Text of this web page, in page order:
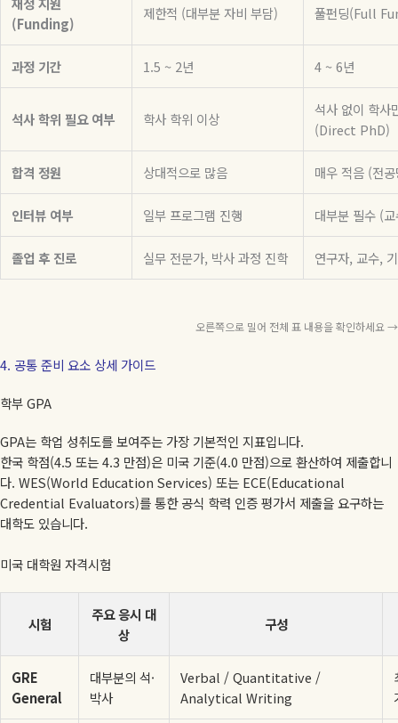
(Funding)
제한적 (대부분 자비 부담) 풀펀딩(Full
과정 기간 1.5 ~ 2년 4 ~ 6년
석사 학위 필요 여부 학사 학위 이상
석사 없이 학사
(Direct PhD)
합격 정원 상대적으로 많음 매우 적음 (전
인터뷰 여부 일부 프로그램 진행 대부분 필수 (
졸업 후 진로 실무 전문가, 박사 과정 진학 연구자, 교수,
오른쪽으로 밀어 전체 표 내용을 확인하세요 →
4. 공통 준비 요소 상세 가이드
학부 GPA
GPA는 학업 성취도를 보여주는 가장 기본적인 지표입니다.
한국 학점(4.5 또는 4.3 만점)은 미국 기준(4.0 만점)으로 환산하여 제출합니
다. WES(World Education Services) 또는 ECE(Educational
Credential Evaluators)를 통한 공식 학력 인증 평가서 제출을 요구하는
대학도 있습니다.
미국 대학원 자격시험
시험
주요 응시 대
상
구성
GRE
General
대부분의 석·
박사
Verbal / Quantitative /
Analytical Writing